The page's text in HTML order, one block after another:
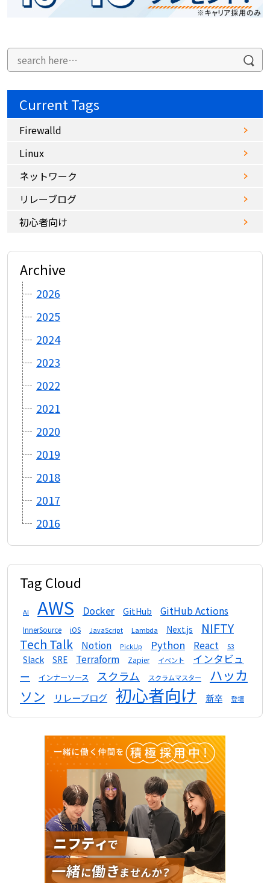
Current Tags
Firewalld
Linux
ネットワーク
リレーブログ
初心者向け
Archive
2026
2025
2024
2023
2022
2021
2020
2019
2018
2017
2016
Tag Cloud
AI AWS Docker GitHub GitHub Actions
InnerSource iOS JavaScript Lambda Next.js
NIFTY
Tech Talk
Notion PickUp Python React S3
Slack SRE Terraform Zapier イベント
インタビュ
ー
インナーソース スクラム スクラムマスター
ハッカ
ソン
リレーブログ 初心者向け 新卒 登壇